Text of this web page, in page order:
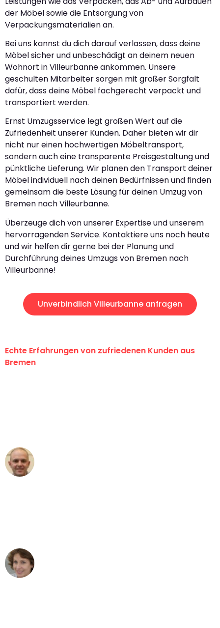
der Möbel sowie die Entsorgung von
Verpackungsmaterialien an.
Bei uns kannst du dich darauf verlassen, dass deine
Möbel sicher und unbeschädigt an deinem neuen
Wohnort in Villeurbanne ankommen. Unsere
geschulten Mitarbeiter sorgen mit großer Sorgfalt
dafür, dass deine Möbel fachgerecht verpackt und
transportiert werden.
Ernst Umzugsservice legt großen Wert auf die
Zufriedenheit unserer Kunden. Daher bieten wir dir
nicht nur einen hochwertigen Möbeltransport,
sondern auch eine transparente Preisgestaltung und
pünktliche Lieferung. Wir planen den Transport deiner
Möbel individuell nach deinen Bedürfnissen und finden
gemeinsam die beste Lösung für deinen Umzug von
Bremen nach Villeurbanne.
Überzeuge dich von unserer Expertise und unserem
hervorragenden Service. Kontaktiere uns noch heute
und wir helfen dir gerne bei der Planung und
Durchführung deines Umzugs von Bremen nach
Villeurbanne!
Unverbindlich Villeurbanne anfragen
Echte Erfahrungen von zufriedenen Kunden aus
Bremen